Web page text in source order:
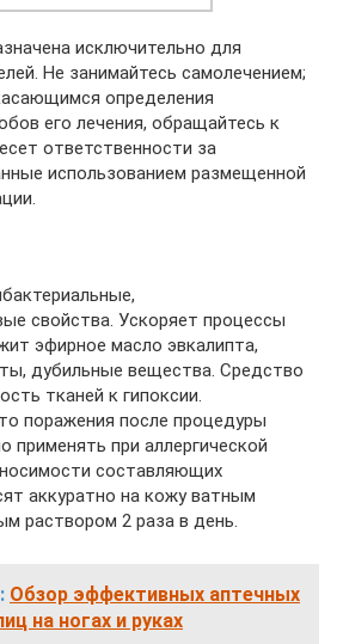
исключительно для
Не занимайтесь самолечением;
определения
его лечения, обращайтесь к
ответственности за
использованием размещенной
свойства. Ускоряет процессы
эфирное масло эвкалипта,
дубильные вещества. Средство
тканей к гипоксии.
поражения после процедуры
применять при аллергической
составляющих
аккуратно на кожу ватным
раствором 2 раза в день.
Обзор эффективных аптечных
на ногах и руках